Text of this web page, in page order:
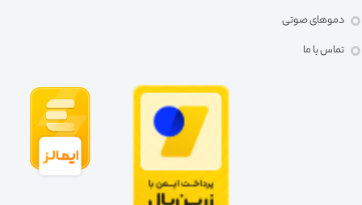
دموهای صوتی
تماس با ما